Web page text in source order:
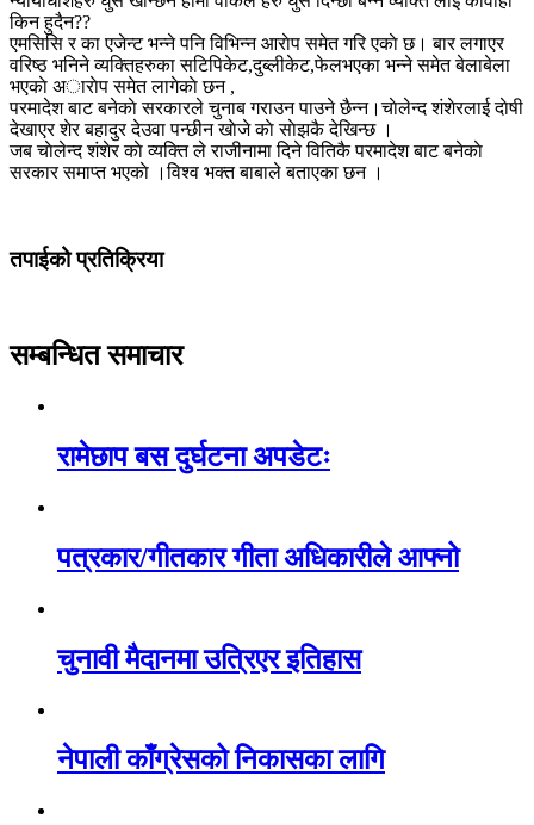
किन हुदैन??
एमसिसि र का एजेन्ट भन्ने पनि विभिन्न आराेप समेत गरि एकाे छ। बार लगाएर
वरिष्ठ भनिने व्यक्तिहरुका सटिपिकेट,दुब्लीकेट,फेलभएका भन्ने समेत बेलाबेला
भएकाे अाराेप समेत लागेकाे छन ,
परमादेश बाट बनेकाे सरकारले चुनाब गराउन पाउने छैन्न।चाेलेन्द शंशेरलाई दाेषी
देखाएर शेर बहादुर देउवा पन्छीन खाेजे काे साेझकै देखिन्छ ।
जब चाेलेन्द शंशेर काे व्यक्ति ले राजीनामा दिने वितिकै परमादेश बाट बनेकाे
सरकार समाप्त भएकाे ।विश्व भक्त बाबाले बताएका छन ।
तपाईको प्रतिक्रिया
सम्बन्धित समाचार
रामेछाप बस दुर्घटना अपडेटः
पत्रकार/गीतकार गीता अधिकारीले आफ्नो
चुनावी मैदानमा उत्रिएर इतिहास
नेपाली काँग्रेसको निकासका लागि